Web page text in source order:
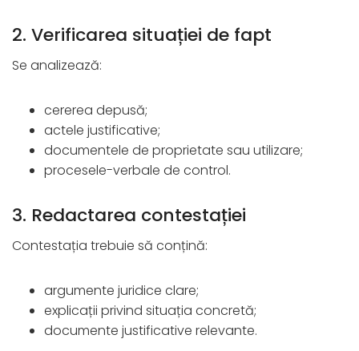
2. Verificarea situației de fapt
Se analizează:
cererea depusă;
actele justificative;
documentele de proprietate sau utilizare;
procesele-verbale de control.
3. Redactarea contestației
Contestația trebuie să conțină:
argumente juridice clare;
explicații privind situația concretă;
documente justificative relevante.